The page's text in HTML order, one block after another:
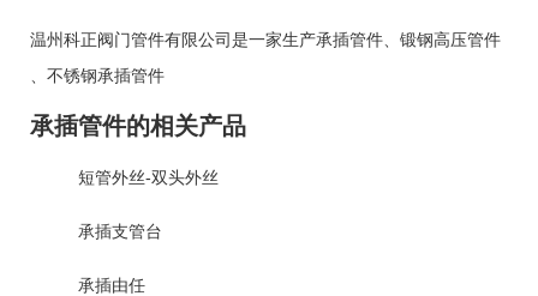
温州科正阀门管件有限公司是一家生产承插管件
锻钢高压管件
不锈钢承插管件
承插管件的相关产品
短管外丝-双头外丝
承插支管台
承插由任